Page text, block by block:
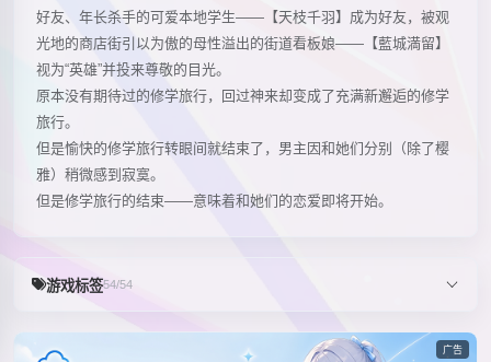
好友、年长杀手的可爱本地学生——【天枝千羽】成为好友，被观
光地的商店街引以为傲的母性溢出的街道看板娘——【藍城満留】
视为“英雄”并投来尊敬的目光。
原本没有期待过的修学旅行，回过神来却变成了充满新邂逅的修学
旅行。
但是愉快的修学旅行转眼间就结束了，男主因和她们分别（除了樱
雅）稍微感到寂寞。
但是修学旅行的结束——意味着和她们的恋爱即将开始。
游戏标签54/54
广告